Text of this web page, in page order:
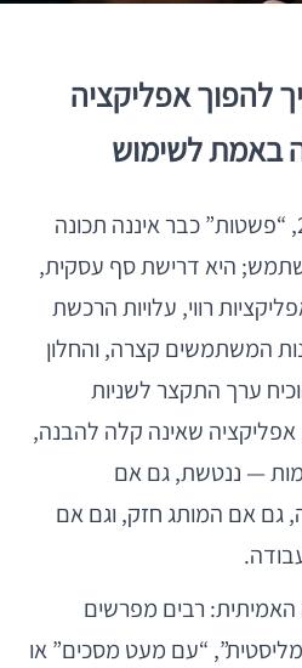
להפוך אפליקציה
באמת לשימוש
בעולם המובייל של 2026, “פשטות” כבר איננה תכונה
היא דרישת סף עסקית,
רווי, עלויות הרכשת
המשתמשים קצרה, והחלון
ערך התקצר לשניות
שאינה קלה להבנה,
— ננטשת, גם אם
גם אם המותג חזק, וגם אם
רבים מפרשים
“עם מעט מסכים” או